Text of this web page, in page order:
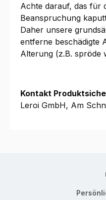
Achte darauf, das für
Beanspruchung
Daher unsere
entferne beschädigte
Alterung (z.B. spröde
Kontakt
Leroi GmbH, Am